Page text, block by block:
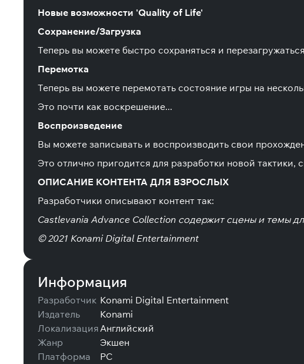
Новые возможности 'Quality of Life'
Сохранение/Загрузка
Теперь вы можете быстро сохраняться и
Перемотка
Теперь вы можете перемотать состояние игры на
Это почти как воскрешение...
Воспроизведение
Вы можете записывать и воспроизводить свои
Это отлично пригодится для разработки новой тактики,
ОПИСАНИЕ КОНТЕНТА ДЛЯ ВЗРОСЛЫХ
Разработчики описывают контент так:
Castlevania Advance Collection содержит сцены и темы
© 2021 Konami Digital Entertainment
Информация
Разработчик Konami Digital Entertainment
Издатель
Konami
ЛокализацияАнглийский
Жанр
Экшен
Платформа
PC